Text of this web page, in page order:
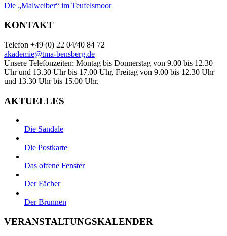
Die „Malweiber“ im Teufelsmoor
KONTAKT
Telefon +49 (0) 22 04/40 84 72
akademie@tma-bensberg.de
Unsere Telefonzeiten: Montag bis Donnerstag von 9.00 bis 12.30
Uhr und 13.30 Uhr bis 17.00 Uhr, Freitag von 9.00 bis 12.30 Uhr
und 13.30 Uhr bis 15.00 Uhr.
AKTUELLES
Die Sandale
Die Postkarte
Das offene Fenster
Der Fächer
Der Brunnen
VERANSTALTUNGSKALENDER